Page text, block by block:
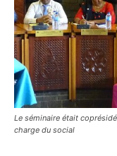
Le séminaire était
charge du social